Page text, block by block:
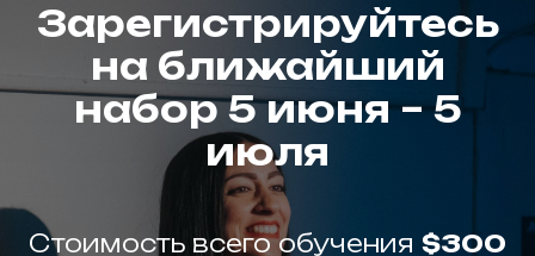
Зарегистрируйтесь
на ближайший
набор 5 июня – 5
июля
Стоимость всего обучения $300